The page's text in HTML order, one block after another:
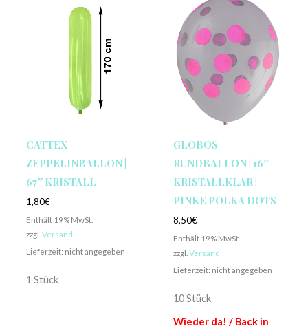
CATTEX
ZEPPELINBALLON |
67″ KRISTALL
1,80€
Enthält 19% MwSt.
zzgl. Versand
Lieferzeit: nicht angegeben
1 Stück
GLOBOS
RUNDBALLON | 16″
KRISTALLKLAR |
PINKE POLKA DOTS
8,50€
Enthält 19% MwSt.
zzgl. Versand
Lieferzeit: nicht angegeben
10 Stück
Wieder da! / Back in